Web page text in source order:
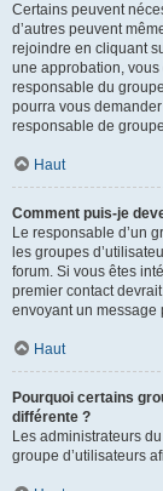
Certains peuvent
d’autres peuvent
rejoindre en cliquant
une approbation,
responsable du
pourra vous
responsable de
Haut
Comment puis-je
Le responsable d’un
les groupes
forum. Si vous êtes
premier contact
envoyant un message
Haut
Pourquoi certains
différente ?
Les administrateurs
groupe d’utilisateurs